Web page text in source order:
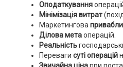
Оподаткування
Мінімізація витрат
Маркетингова
Ділова метаоперацій.
Реальність
Переваги суті операцій